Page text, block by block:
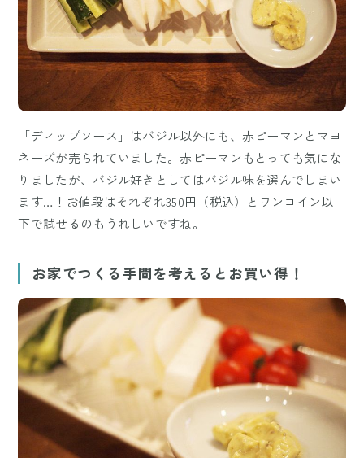
「ディップソース」はバジル以外にも、赤ピーマンとマヨ
ネーズが売られていました。赤ピーマンもとっても気にな
りましたが、バジル好きとしてはバジル味を選んでしまい
ます…！お値段はそれぞれ350円（税込）とワンコイン以
下で試せるのもうれしいですね。
お家でつくる手間を考えるとお買い得！